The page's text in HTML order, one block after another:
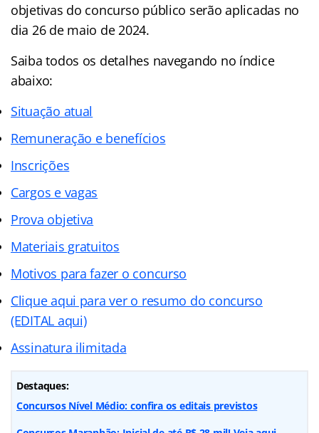
objetivas do concurso público serão aplicadas no
dia 26 de maio de 2024.
Saiba todos os detalhes navegando no índice
abaixo:
Situação atual
Remuneração e benefícios
Inscrições
Cargos e vagas
Prova objetiva
Materiais gratuitos
Motivos para fazer o concurso
Clique aqui para ver o resumo do concurso
(EDITAL aqui)
Assinatura ilimitada
Destaques:
Concursos Nível Médio: confira os editais previstos